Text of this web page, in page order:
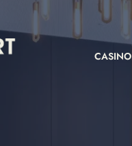
CASINO